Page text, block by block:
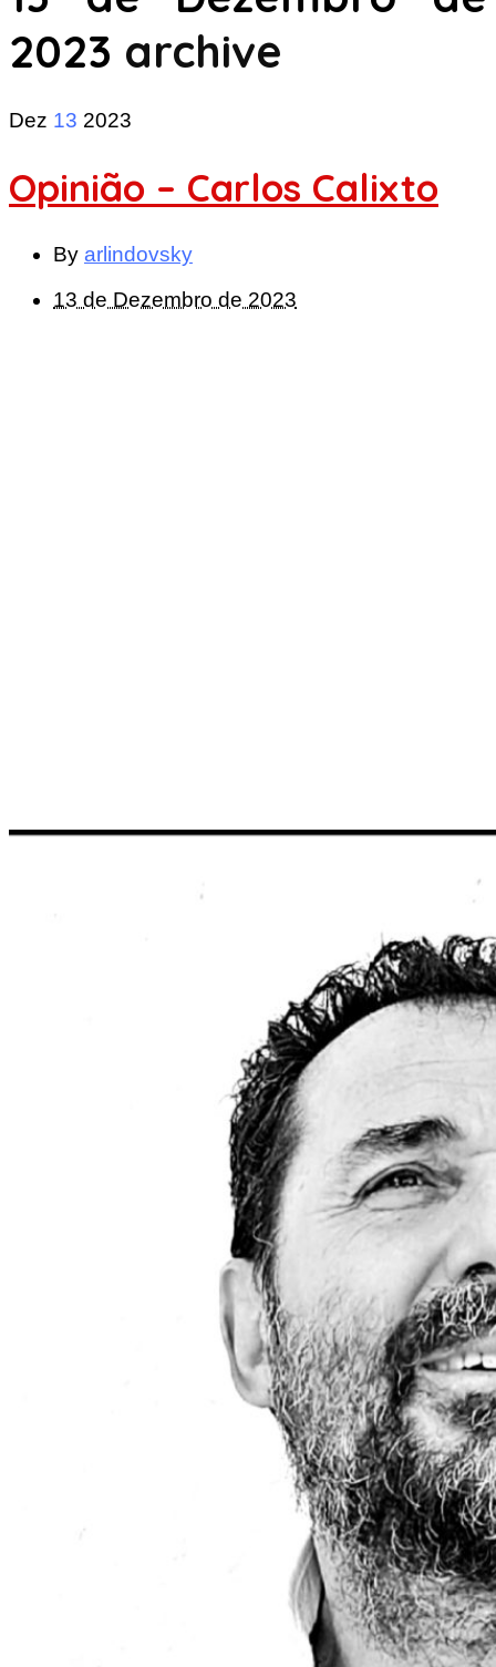
2023 archive
Dez 13 2023
Opinião – Carlos Calixto
By arlindovsky
13 de Dezembro de 2023